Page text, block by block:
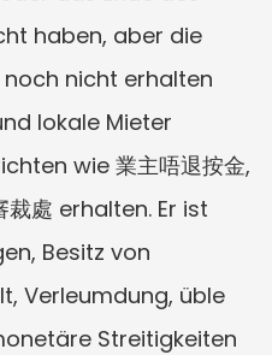
haben, aber die
nicht erhalten
lokale Mieter
wie 業主唔退按金,
裁處 erhalten. Er ist
Besitz von
Verleumdung, üble
Streitigkeiten